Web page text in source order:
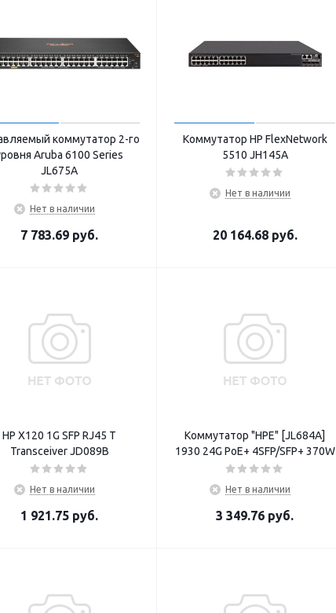
коммутатор 2-го
Aruba 6100 Series
JL675A
Нет в наличии
7 783.69 руб.
Коммутатор HP FlexNetwork
5510 JH145A
Нет в наличии
20 164.68руб.
HP X120 1G SFP RJ45 T
Transceiver JD089B
Нет в наличии
1 921.75 руб.
Коммутатор "HPE" [JL684A]
1930 24G PoE+ 4SFP/SFP+ 370W
Нет в наличии
3 349.76 руб.